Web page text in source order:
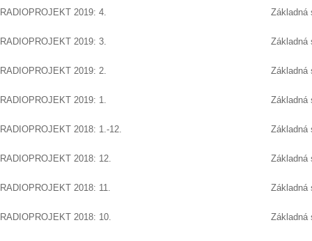
RADIOPROJEKT 2019: 4. Základná
RADIOPROJEKT 2019: 3. Základná
RADIOPROJEKT 2019: 2. Základná
RADIOPROJEKT 2019: 1. Základná
RADIOPROJEKT 2018: 1.-12. Základná
RADIOPROJEKT 2018: 12. Základná
RADIOPROJEKT 2018: 11. Základná
RADIOPROJEKT 2018: 10. Základná